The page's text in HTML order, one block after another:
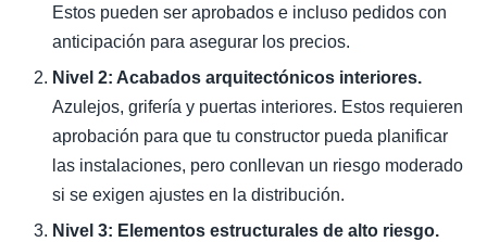
Estos pueden ser aprobados e incluso pedidos con
anticipación para asegurar los precios.
Nivel 2: Acabados arquitectónicos interiores.
Azulejos, grifería y puertas interiores. Estos requieren
aprobación para que tu constructor pueda planificar
las instalaciones, pero conllevan un riesgo moderado
si se exigen ajustes en la distribución.
Nivel 3: Elementos estructurales de alto riesgo.